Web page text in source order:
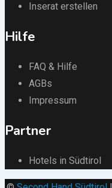
Inserat erstellen
Hilfe
FAQ & Hilfe
AGBs
Impressum
Partner
Hotels in Südtirol